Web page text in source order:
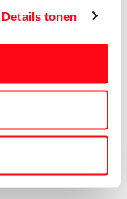
Details tonen
op deze